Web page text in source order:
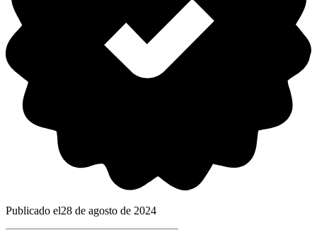
Publicado el28 de agosto de 2024